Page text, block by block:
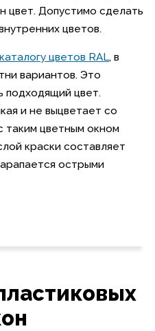
цвет. Допустимо сделать
цветов.
каталогу цветов RAL, в
вариантов. Это
подходящий цвет.
и не выцветает со
цветным окном
краски составляет
острыми